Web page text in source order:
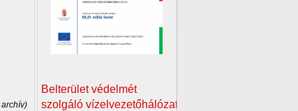
Belterület védelmét
szolgáló vízelvezetőhálózat